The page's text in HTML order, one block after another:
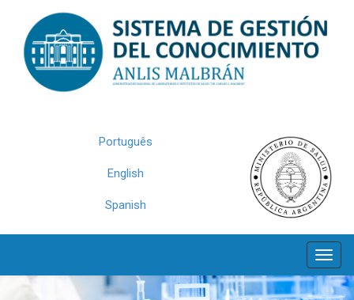
navigation
Português
English
Spanish